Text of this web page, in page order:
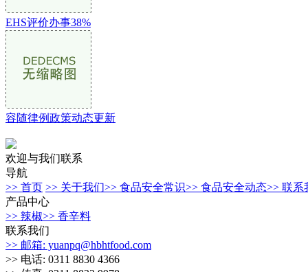
EHS评价办事38%
容随律例政策动态更新
欢迎与我们联系
导航
>> 首页 >> 关于我们>> 食品安全常识>> 食品安全动态>> 联系
产品中心
>> 辣椒>> 香辛料
联系我们
>> 邮箱: yuanpq@hbhtfood.com
>> 电话: 0311 8830 4366